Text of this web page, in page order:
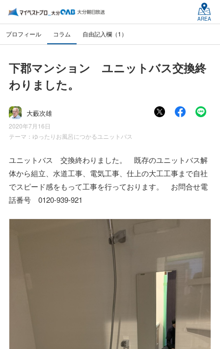
AREA
プロフィール コラム 自由記入欄（1）
下郡マンション ユニットバス交換終
わりました。
大藪次雄
2020年7月16日
テーマ： ゆったりお風呂につかるユニットバス
ユニットバス 交換終わりました。 既存のユニットバス解
体から組立、水道工事、電気工事、仕上の大工工事まで自社
でスピード感をもって工事を行っております。 お問合せ電
話番号 0120-939-921